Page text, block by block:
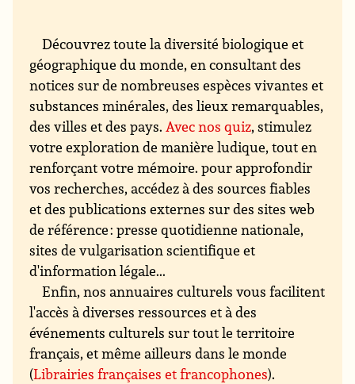
Découvrez toute la diversité biologique et
géographique du monde, en consultant des
notices sur de nombreuses espèces vivantes et
substances minérales, des lieux remarquables,
des villes et des pays. Avec nos quiz, stimulez
votre exploration de manière ludique, tout en
renforçant votre mémoire. pour approfondir
vos recherches, accédez à des sources fiables
et des publications externes sur des sites web
de référence : presse quotidienne nationale,
sites de vulgarisation scientifique et
d'information légale...
Enfin, nos annuaires culturels vous facilitent
l'accès à diverses ressources et à des
événements culturels sur tout le territoire
français, et même ailleurs dans le monde
(Librairies françaises et francophones).